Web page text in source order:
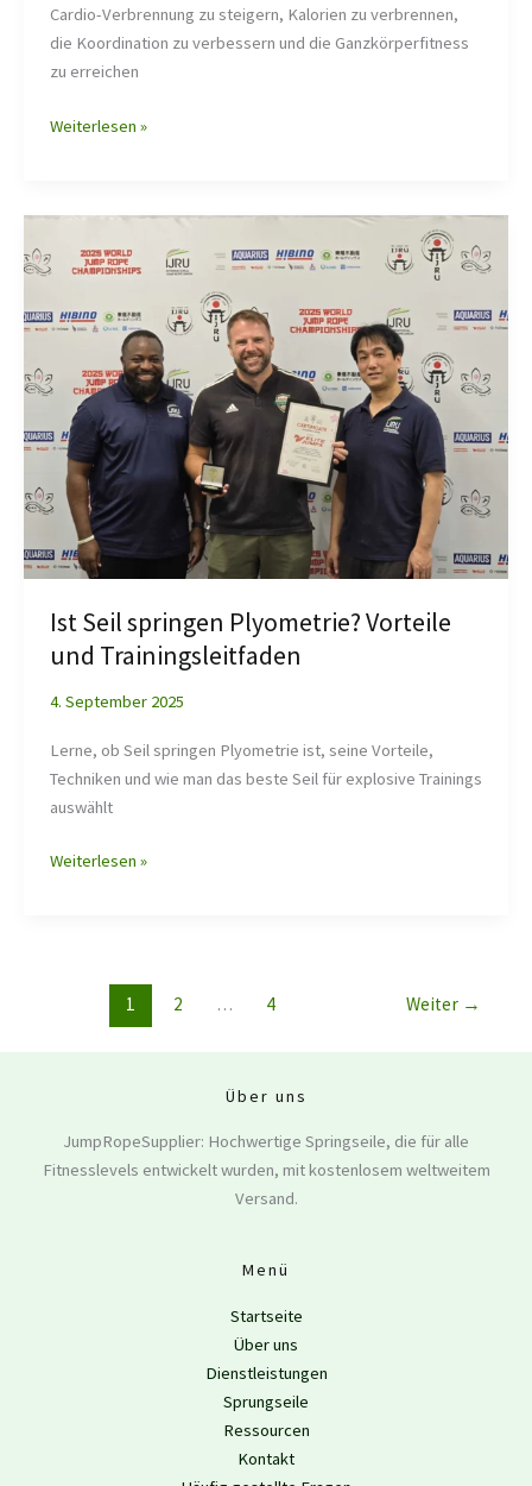
Cardio-Verbrennung zu steigern, Kalorien zu verbrennen,
die Koordination zu verbessern und die Ganzkörperfitness
zu erreichen
Weiterlesen »
Ist Seil springen Plyometrie? Vorteile
und Trainingsleitfaden
4. September 2025
Lerne, ob Seil springen Plyometrie ist, seine Vorteile,
Techniken und wie man das beste Seil für explosive Trainings
auswählt
Seil
Plyometrie?
und
Trainingsleitfaden
Weiterlesen »
1 2 … 4 Weiter →
Über uns
JumpRopeSupplier: Hochwertige Springseile, die für alle
Fitnesslevels entwickelt wurden, mit kostenlosem weltweitem
Versand.
Menü
Startseite
Über uns
Dienstleistungen
Sprungseile
Ressourcen
Kontakt